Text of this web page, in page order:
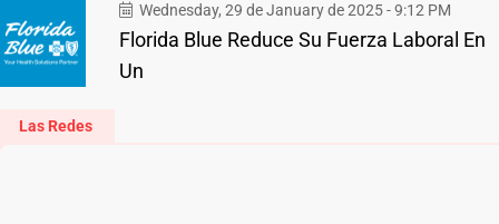
Wednesday, 29 de January de 2025 - 9:12 PM
Florida Blue Reduce Su Fuerza Laboral En
Un
Las Redes